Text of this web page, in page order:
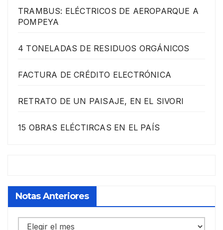
TRAMBUS: ELÉCTRICOS DE AEROPARQUE A
POMPEYA
4 TONELADAS DE RESIDUOS ORGÁNICOS
FACTURA DE CRÉDITO ELECTRÓNICA
RETRATO DE UN PAISAJE, EN EL SIVORI
15 OBRAS ELÉCTIRCAS EN EL PAÍS
Notas Anteriores
Notas